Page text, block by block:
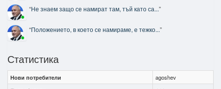
“Не знаем защо се намират там, тъй като са...”
“Положението, в което се намираме, е тежко...”
Статистика
Нови потребители
agoshev